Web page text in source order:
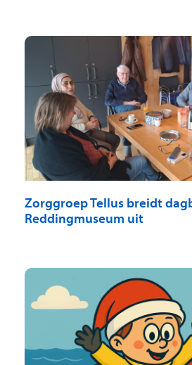
Zorggroep Tellus breidt
Reddingmuseum uit